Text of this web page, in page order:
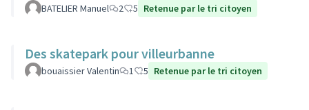
BATELIER Manuel 2 5 Retenue par le tri citoyen
Des skatepark pour villeurbanne
bouaissier Valentin 1 5 Retenue par le tri citoyen